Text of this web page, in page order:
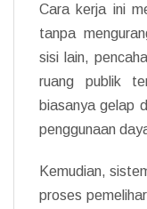
Cara kerja ini
tanpa
sisi lain,
ruang publik
biasanya gelap
penggunaan
Kemudian,
proses